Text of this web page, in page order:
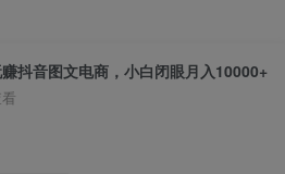
抖音图文电商，小白闭眼月入10000+